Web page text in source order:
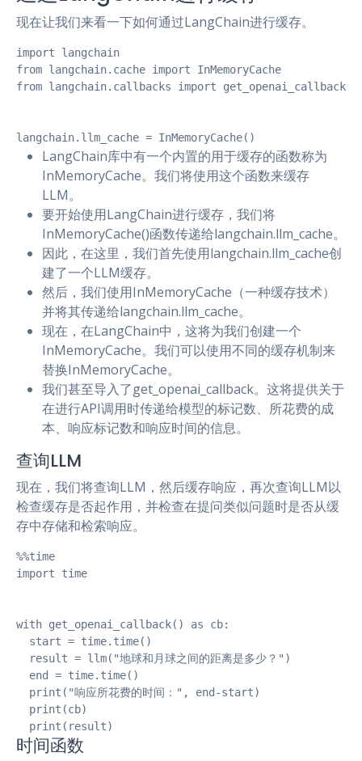
现在让我们来看一下如何通过LangChain进行缓存。
import langchain
from langchain.cache import InMemoryCache
from langchain.callbacks import get_openai_callback
langchain.llm_cache = InMemoryCache()
LangChain库中有一个内置的用于缓存的函数称为
InMemoryCache。我们将使用这个函数来缓存
LLM。
要开始使用LangChain进行缓存，我们将
InMemoryCache()函数传递给langchain.llm_cache。
因此，在这里，我们首先使用langchain.llm_cache创
建了一个LLM缓存。
然后，我们使用InMemoryCache（一种缓存技术）
并将其传递给langchain.llm_cache。
现在，在LangChain中，这将为我们创建一个
InMemoryCache。我们可以使用不同的缓存机制来
替换InMemoryCache。
我们甚至导入了get_openai_callback。这将提供关于
在进行API调用时传递给模型的标记数、所花费的成
本、响应标记数和响应时间的信息。
查询LLM
现在，我们将查询LLM，然后缓存响应，再次查询LLM以
检查缓存是否起作用，并检查在提问类似问题时是否从缓
存中存储和检索响应。
%%time
import time
with get_openai_callback() as cb:
  start = time.time()
  result = llm("地球和月球之间的距离是多少？")
  end = time.time()
  print("响应所花费的时间：", end-start)
  print(cb)
  print(result)
时间函数